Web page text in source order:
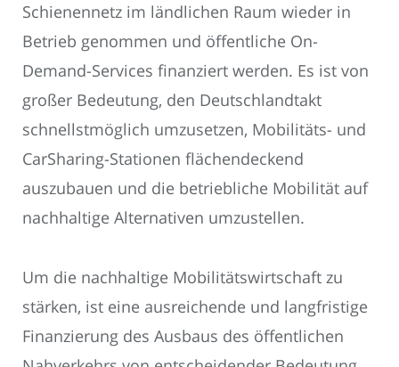
Schienennetz im ländlichen Raum wieder in
Betrieb genommen und öffentliche On-
Demand-Services finanziert werden. Es ist von
großer Bedeutung, den Deutschlandtakt
schnellstmöglich umzusetzen, Mobilitäts- und
CarSharing-Stationen flächendeckend
auszubauen und die betriebliche Mobilität auf
nachhaltige Alternativen umzustellen.
Um die nachhaltige Mobilitätswirtschaft zu
stärken, ist eine ausreichende und langfristige
Finanzierung des Ausbaus des öffentlichen